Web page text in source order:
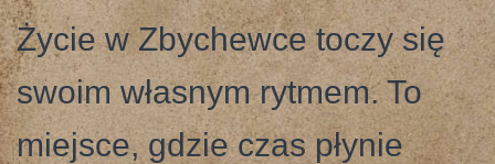
Życie w Zbychewce toczy się
swoim własnym rytmem. To
miejsce, gdzie czas płynie